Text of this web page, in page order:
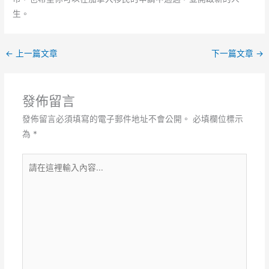
生。
← 上一篇文章 下一篇文章 →
發佈留言
發佈留言必須填寫的電子郵件地址不會公開。 必填欄位標示
為 *